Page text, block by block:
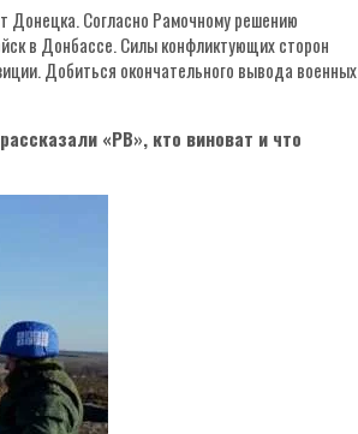
Донецка. Согласно Рамочному решению
в Донбассе. Силы конфликтующих сторон
Добиться окончательного вывода военных
«РВ», кто виноват и что